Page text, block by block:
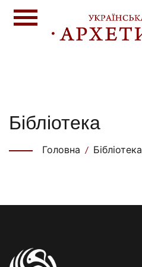
Бібліотека
Головна Бібліотека